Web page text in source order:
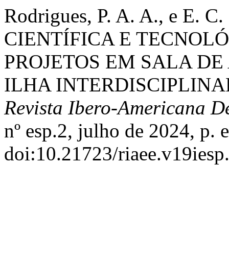
Rodrigues, P. A. A., e E.
CIENTÍFICA E
PROJETOS EM SALA
ILHA
Revista Ibero-Americana
nº esp.2, julho de 2024, p.
doi:10.21723/